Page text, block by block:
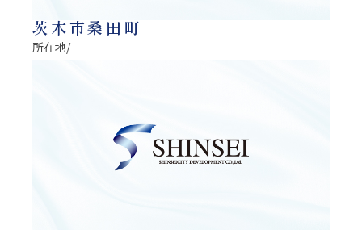
茨木市桑田町
所在地/